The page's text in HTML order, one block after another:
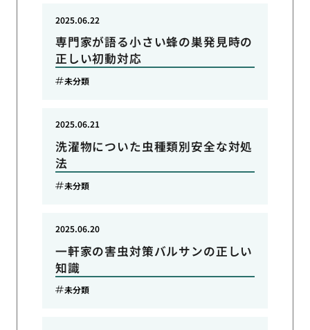
専門家が語る小さい蜂の巣発見時の
正しい初動対応
2025.06.22
未分類
洗濯物についた虫種類別安全な対処
法
2025.06.21
未分類
一軒家の害虫対策バルサンの正しい
知識
2025.06.20
未分類